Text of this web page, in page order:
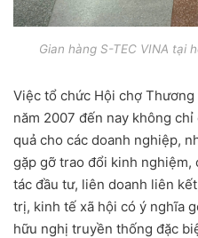
Gian hàng S-TEC VINA tại
Việc tổ chức Hội chợ
năm 2007 đến nay không
quả cho các doanh nghiệp,
gặp gỡ trao đổi kinh
tác đầu tư, liên doanh liên
trị, kinh tế xã hội có ý nghĩa
hữu nghị truyền thống đặc